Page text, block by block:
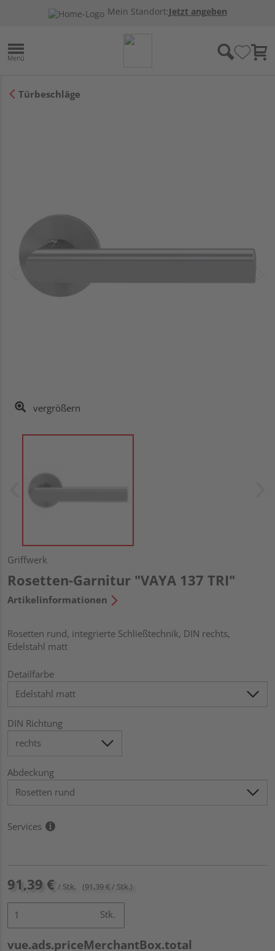
Mein Standort:Jetzt angeben
Türbeschläge
vergrößern
Griffwerk
Rosetten-Garnitur "VAYA 137 TRI"
Artikelinformationen
Rosetten rund, integrierte Schließtechnik, DIN rechts,
Edelstahl matt
Detailfarbe
DIN Richtung
Abdeckung
Services
91,39 € / Stk. (91,39 € / Stk.)
Stk.
vue.ads.priceMerchantBox.total